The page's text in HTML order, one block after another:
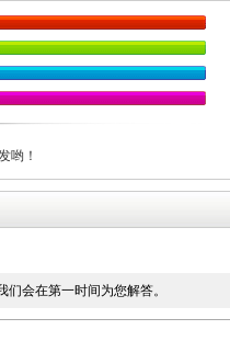
哟！
会在第一时间为您解答。